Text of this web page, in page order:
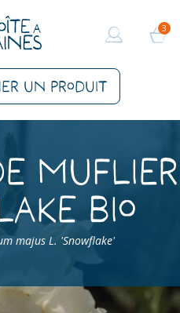
un produit
3
Muflier
Bio
majus L. 'Snowflake'
Fleurs > Fleurs vivaces
>